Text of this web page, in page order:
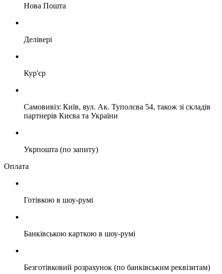
Нова Пошта
Делівері
Кур'єр
Самовивіз: Київ, вул. Ак. Туполєва 54, також зі складів
партнерів Києва та України
Укрпошта (по запиту)
Оплата
Готівкою в шоу-румі
Банківською карткою в шоу-румі
Безготівковий розрахунок (по банківським реквізитам)